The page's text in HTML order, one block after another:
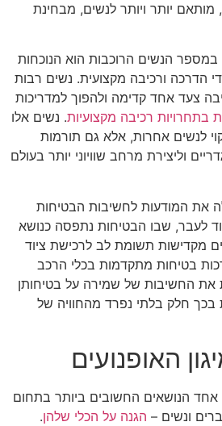
מותאם יותר ויותר לנשים, מבחינת
הנשים הרוכבות הוא הנוכחות
הדרכה ורכיבה מקצועית. נשים רבות
צעד אחד קדימה ולהפוך למדריכות
בתחרויות רכיבה מקצועיות. נשים אלו
לנשים אחרות, אלא גם תורמות
וליצירת מרחב שוויוני יותר בעולם
את המודעות לחשיבות הבטיחות
לעבר, שבו הבטיחות נתפסה כנושא
מקדישות תשומת לב לרכישת ציוד
בטיחות מתקדמות בכלי הרכב
את החשיבות של שמירה על בטיחותן
בכך חלק בלתי נפרד מהחוויה של
האופנועים
הנושאים החשובים ביותר בתחום
ונשים – הגנה על הכלי שלהן.